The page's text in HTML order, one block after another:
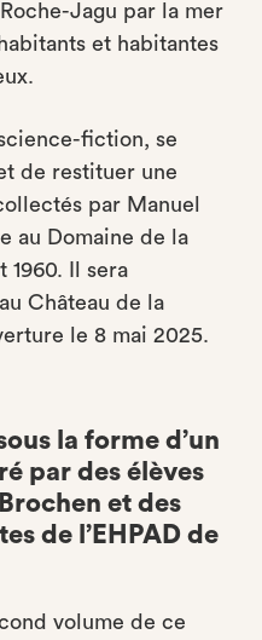
Jagu par la mer
et habitantes
fiction, se
de restituer une
par Manuel
au Domaine de la
1960. Il sera
Château de la
le 8 mai 2025.
la forme d’un
par des élèves
et des
de l’EHPAD de
volume de ce